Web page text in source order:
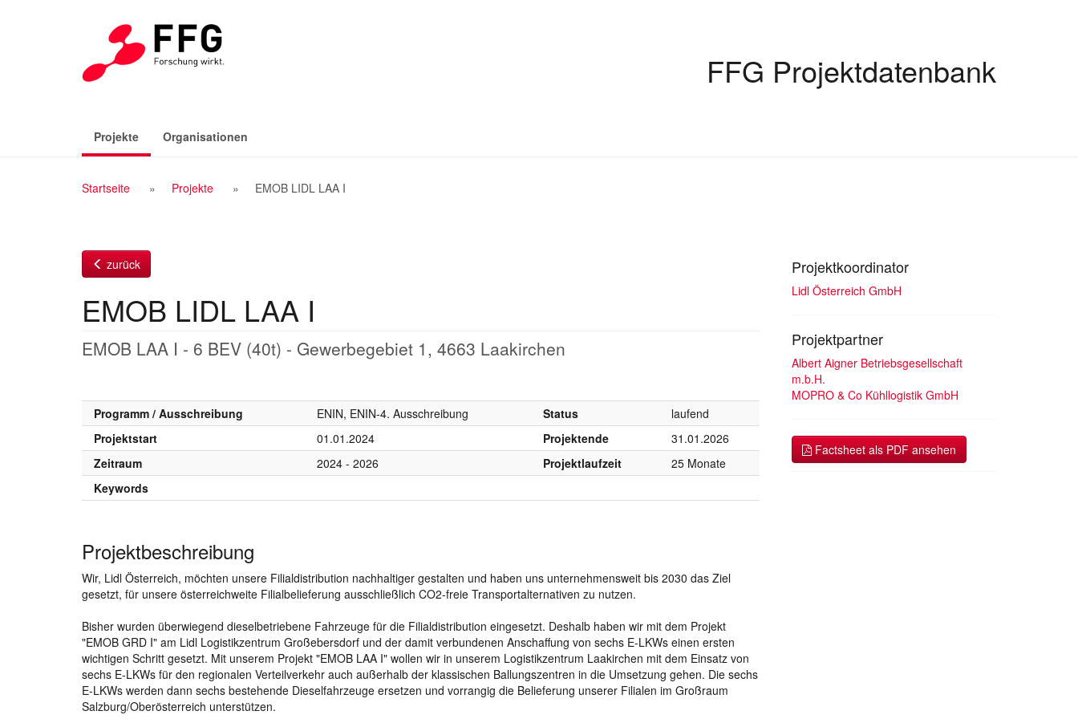
FFG Projektdatenbank
Projekte(aktiv)Organisationen
Breadcrumb
Startseite Projekte EMOB LIDL LAA I
zurück
EMOB LIDL LAA I
EMOB LAA I - 6 BEV (40t) - Gewerbegebiet 1, 4663 Laakirchen
Programm / Ausschreibung ENIN, ENIN-4. Ausschreibung Status
laufend
Projektstart
01.01.2024 Projektende
31.01.2026
Zeitraum
2024 - 2026 Projektlaufzeit
25 Monate
Keywords
Projektbeschreibung
Wir, Lidl Österreich, möchten unsere Filialdistribution nachhaltiger gestalten und haben uns unternehmensweit bis 2030 das Ziel
gesetzt, für unsere österreichweite Filialbelieferung ausschließlich CO2-freie Transportalternativen zu nutzen.
Bisher wurden überwiegend dieselbetriebene Fahrzeuge für die Filialdistribution eingesetzt. Deshalb haben wir mit dem Projekt
"EMOB GRD I" am Lidl Logistikzentrum Großebersdorf und der damit verbundenen Anschaffung von sechs E-LKWs einen ersten
wichtigen Schritt gesetzt. Mit unserem Projekt "EMOB LAA I" wollen wir in unserem Logistikzentrum Laakirchen mit dem Einsatz von
sechs E-LKWs für den regionalen Verteilverkehr auch außerhalb der klassischen Ballungszentren in die Umsetzung gehen. Die sechs
E-LKWs werden dann sechs bestehende Dieselfahrzeuge ersetzen und vorrangig die Belieferung unserer Filialen im Großraum
Salzburg/Oberösterreich unterstützen.
Projektkoordinator
Lidl Österreich GmbH
Projektpartner
Albert Aigner Betriebsgesellschaft
m.b.H.
MOPRO & Co Kühllogistik GmbH
Factsheet als PDF ansehen